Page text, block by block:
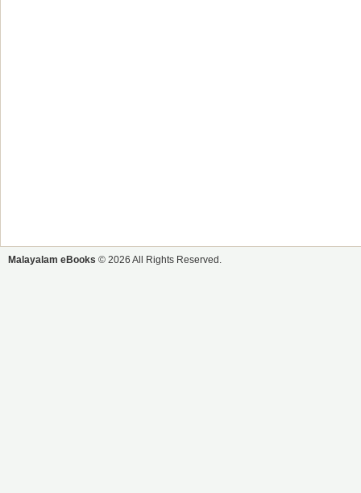
Malayalam eBooks © 2026 All Rights Reserved.